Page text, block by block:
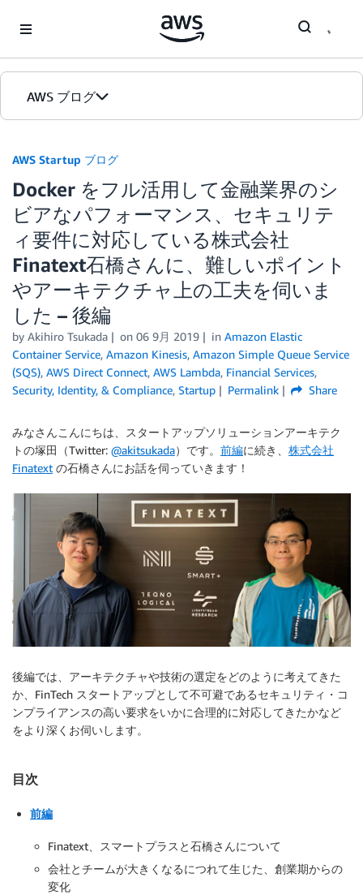
AWS ブログ
カテゴリ
エディション
AWS Startup ブログ
Docker をフル活用して金融業界のシ
ビアなパフォーマンス、セキュリテ
ィ要件に対応している株式会社
Finatext石橋さんに、難しいポイント
やアーキテクチャ上の工夫を伺いま
した – 後編
by Akihiro Tsukada on 06 9月 2019 in Amazon Elastic
Container Service, Amazon Kinesis, Amazon Simple Queue Service
(SQS), AWS Direct Connect, AWS Lambda, Financial Services,
Security, Identity, & Compliance, Startup Permalink Share
みなさんこんにちは、スタートアップソリューションアーキテク
トの塚田（Twitter: @akitsukada）です。 前編に続き、 株式会社
Finatext の石橋さんにお話を伺っていきます！
後編では、アーキテクチャや技術の選定をどのように考えてきた
か、FinTech スタートアップとして不可避であるセキュリティ・コ
ンプライアンスの高い要求をいかに合理的に対応してきたかなど
をより深くお伺いします。
目次
前編
Finatext、スマートプラスと石橋さんについて
会社とチームが大きくなるにつれて生じた、創業期からの
変化